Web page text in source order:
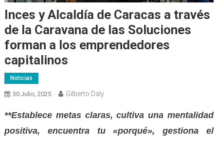
Inces y Alcaldía de Caracas a través
de la Caravana de las Soluciones
forman a los emprendedores
capitalinos
Noticias
30 Julio, 2025 Gilberto Daly
**Establece metas claras, cultiva una mentalidad
positiva, encuentra tu «porqué», gestiona el